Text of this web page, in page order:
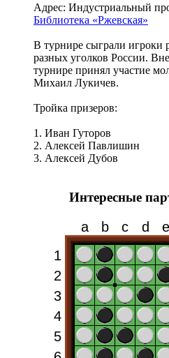
Адрес: Индустриальный
Библиотека «Ржевская»
В турнире сыграли игроки
разных уголков России.
турнире принял участие
Михаил Лукичев.
Тройка призеров:
1. Иван Гуторов
2. Алексей Павлишин
3. Алексей Дубов
Интересные